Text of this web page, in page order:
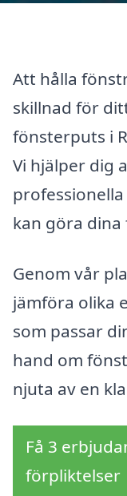
Att hålla
skillnad för
fönsterputs i
Vi hjälper dig
kan göra
Genom vår
jämföra olika
som passar
hand om
njuta av en
Få 3
förpliktelser